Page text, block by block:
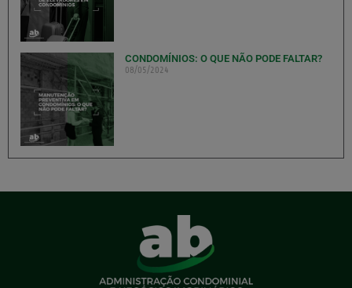
CONDOMÍNIOS: O QUE NÃO PODE FALTAR?
08/05/2024